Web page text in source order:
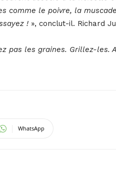
comme le poivre, la
! », conclut-il. Richard
pas les graines. Grillez-les.
WhatsApp